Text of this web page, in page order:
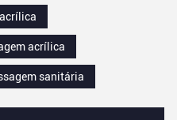
acrílica
sanitária